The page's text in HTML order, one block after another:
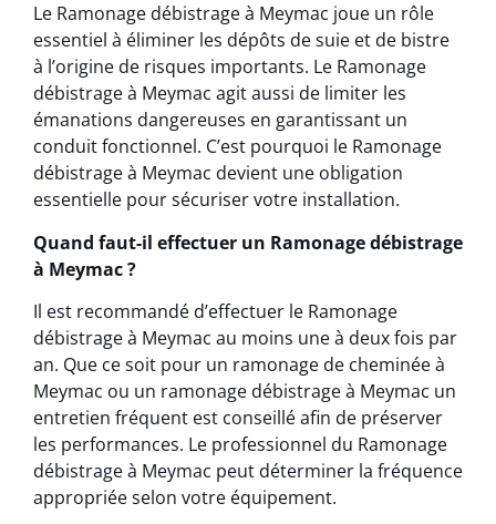
Le Ramonage débistrage à Meymac joue un rôle
essentiel à éliminer les dépôts de suie et de bistre
à l’origine de risques importants. Le Ramonage
débistrage à Meymac agit aussi de limiter les
émanations dangereuses en garantissant un
conduit fonctionnel. C’est pourquoi le Ramonage
débistrage à Meymac devient une obligation
essentielle pour sécuriser votre installation.
Quand faut-il effectuer un Ramonage débistrage
à Meymac ?
Il est recommandé d’effectuer le Ramonage
débistrage à Meymac au moins une à deux fois par
an. Que ce soit pour un ramonage de cheminée à
Meymac ou un ramonage débistrage à Meymac un
entretien fréquent est conseillé afin de préserver
les performances. Le professionnel du Ramonage
débistrage à Meymac peut déterminer la fréquence
appropriée selon votre équipement.